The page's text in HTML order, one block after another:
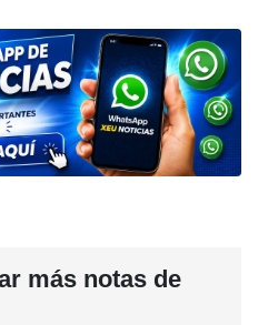
más notas de